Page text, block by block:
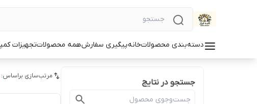
دسته‌بندی محصولاتخانهپیگیری سفارشهمه محصولاتتجهیزات
جستجو در نتایج
مرتب‌سازی براساس: